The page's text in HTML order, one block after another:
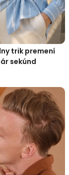
trik premení
sekúnd